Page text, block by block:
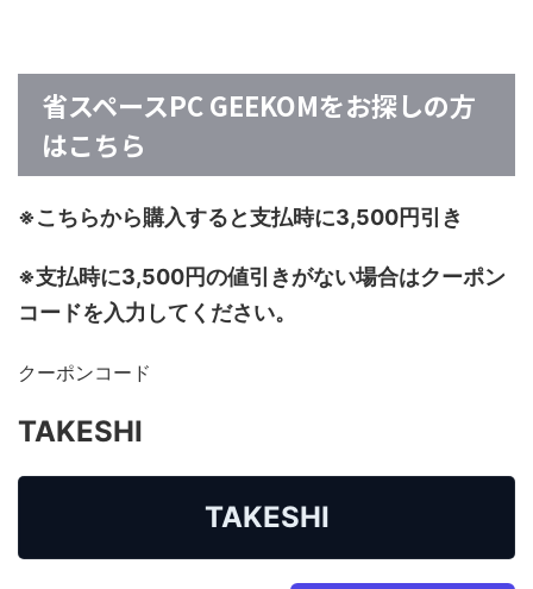
省スペースPC GEEKOMをお探しの方
はこちら
※こちらから購入すると支払時に3,500円引き
※支払時に3,500円の値引きがない場合はクーポン
コードを入力してください。
クーポンコード
TAKESHI
TAKESHI